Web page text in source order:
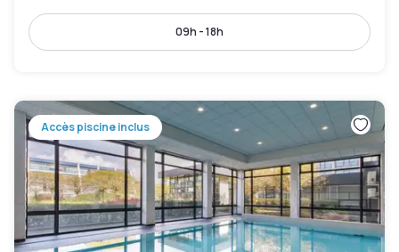
09h - 18h
Accès piscine inclus